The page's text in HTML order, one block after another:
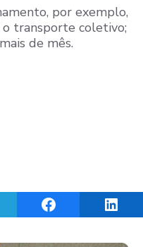
por exemplo,
o transporte coletivo;
de mês.
on TelegramShare on Facebook